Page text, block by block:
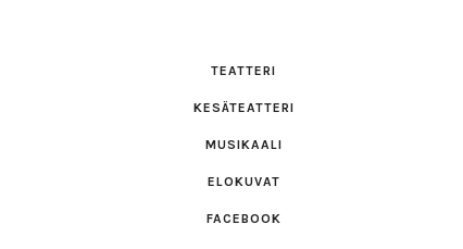
TEATTERI
KESÄTEATTERI
MUSIKAALI
ELOKUVAT
FACEBOOK